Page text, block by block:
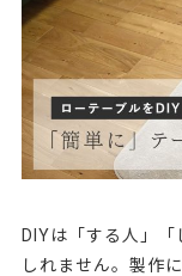
DIYは「する人」
しれません。製作